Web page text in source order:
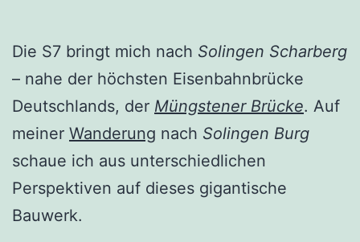
Die S7 bringt mich nach Solingen Scharberg
– nahe der höchsten Eisenbahnbrücke
Deutschlands, der Müngstener Brücke. Auf
meiner Wanderung nach Solingen Burg
schaue ich aus unterschiedlichen
Perspektiven auf dieses gigantische
Bauwerk.